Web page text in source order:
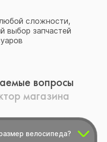
сложности,
выбор запчастей
вопросы
магазина
велосипеда?